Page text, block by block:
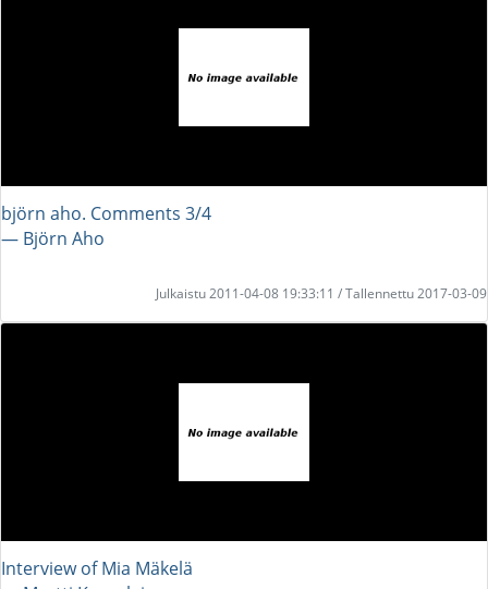
björn aho. Comments 3/4
― Björn Aho
Julkaistu 2011-04-08 19:33:11 / Tallennettu 2017-03-09
Interview of Mia Mäkelä